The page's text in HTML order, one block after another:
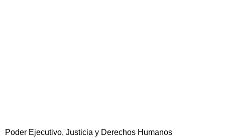
Poder Ejecutivo, Justicia y Derechos Humanos